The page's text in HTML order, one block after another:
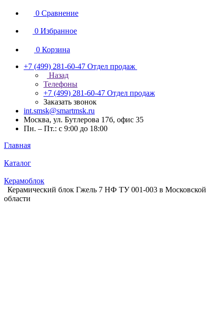
0 Сравнение
0 Избранное
0 Корзина
+7 (499) 281-60-47 Отдел продаж
Назад
Телефоны
+7 (499) 281-60-47 Отдел продаж
Заказать звонок
int.smsk@smartmsk.ru
Москва, ул. Бутлерова 17б, офис 35
Пн. – Пт.: с 9:00 до 18:00
Главная
Каталог
Керамоблок
Керамический блок Гжель 7 НФ ТУ 001-003 в Московской
области